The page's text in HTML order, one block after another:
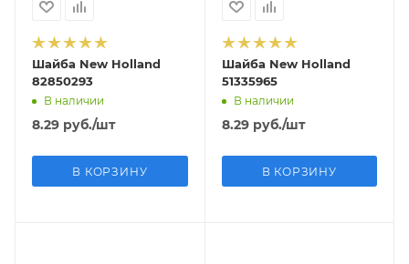
Шайба New Holland
82850293
В наличии
8.29 руб./шт
В КОРЗИНУ
Шайба New Holland
51335965
В наличии
8.29руб./шт
В КОРЗИНУ